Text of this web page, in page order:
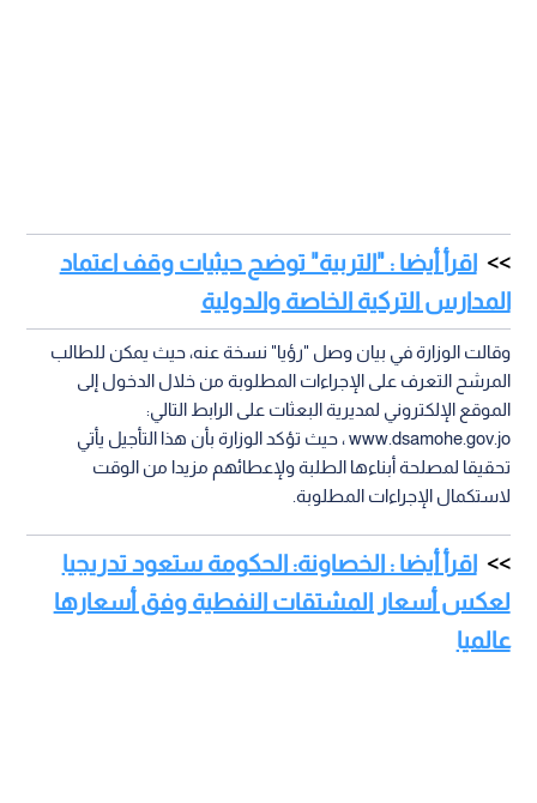
اقرأ أيضا : "التربية" توضح حيثيات وقف اعتماد
المدارس التركية الخاصة والدولية
وقالت الوزارة في بيان وصل "رؤيا" نسخة عنه، حيث يمكن للطالب
المرشح التعرف على الإجراءات المطلوبة من خلال الدخول إلى
الموقع الإلكتروني لمديرية البعثات على الرابط التالي:
www.dsamohe.gov.jo ، حيث تؤكد الوزارة بأن هذا التأجيل يأتي
تحقيقا لمصلحة أبناءها الطلبة ولإعطائهم مزيدا من الوقت
لاستكمال الإجراءات المطلوبة.
اقرأ أيضا : الخصاونة: الحكومة ستعود تدريجيا
لعكس أسعار المشتقات النفطية وفق أسعارها
عالميا